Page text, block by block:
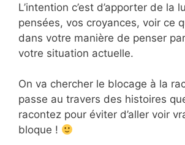
L’intention c’est d’apporter de la
pensées, vos croyances, voir ce
dans votre manière de penser
votre situation actuelle.
On va chercher le blocage à la
passe au travers des histoires
racontez pour éviter d’aller voir
bloque !